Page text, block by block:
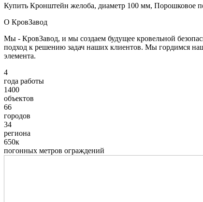
Купить Кронштейн желоба, диаметр 100 мм, Порошковое
О КровЗавод
Мы - КровЗавод, и мы создаем будущее кровельной
подход к решению задач наших клиентов. Мы гордимся
элемента.
4
года работы
1400
объектов
66
городов
34
региона
650к
погонных метров ограждений